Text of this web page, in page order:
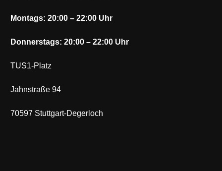
Montags: 20:00 – 22:00 Uhr
Donnerstags: 20:00 – 22:00 Uhr
TUS1-Platz
Jahnstraße 94
70597 Stuttgart-Degerloch